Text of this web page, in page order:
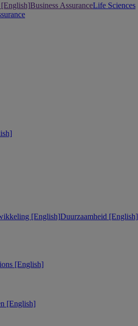
[English]Business AssuranceLife Sciences
[English]Duurzaamheid [English]
[English]
[English]